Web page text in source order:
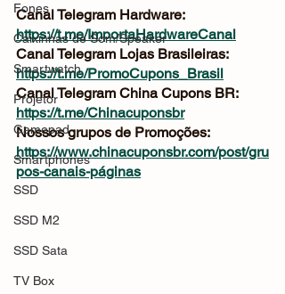
Fones
Caixinhas de Som/Speaker
Smartwatch
Projetor
Gamepad
Smartphones
SSD
SSD M2
SSD Sata
TV Box
Canal Telegram Hardware:
https://t.me/ImportaHardwareCanal
Canal Telegram Lojas Brasileiras:
https://t.me/PromoCupons_Brasil
Canal Telegram China Cupons BR:
https://t.me/Chinacuponsbr
Nossos grupos de Promoções:
https://www.chinacuponsbr.com/post/gru
pos-canais-páginas